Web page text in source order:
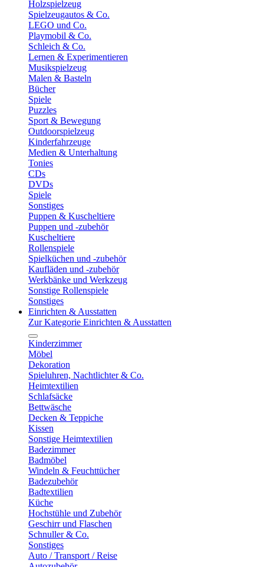
Holzspielzeug
Spielzeugautos & Co.
LEGO und Co.
Playmobil & Co.
Schleich & Co.
Lernen & Experimentieren
Musikspielzeug
Malen & Basteln
Bücher
Spiele
Puzzles
Sport & Bewegung
Outdoorspielzeug
Kinderfahrzeuge
Medien & Unterhaltung
Tonies
CDs
DVDs
Spiele
Sonstiges
Puppen & Kuscheltiere
Puppen und -zubehör
Kuscheltiere
Rollenspiele
Spielküchen und -zubehör
Kaufläden und -zubehör
Werkbänke und Werkzeug
Sonstige Rollenspiele
Sonstiges
Einrichten & Ausstatten
Zur Kategorie Einrichten & Ausstatten
Kinderzimmer
Möbel
Dekoration
Spieluhren, Nachtlichter & Co.
Heimtextilien
Schlafsäcke
Bettwäsche
Decken & Teppiche
Kissen
Sonstige Heimtextilien
Badezimmer
Badmöbel
Windeln & Feuchttücher
Badezubehör
Badtextilien
Küche
Hochstühle und Zubehör
Geschirr und Flaschen
Schnuller & Co.
Sonstiges
Auto / Transport / Reise